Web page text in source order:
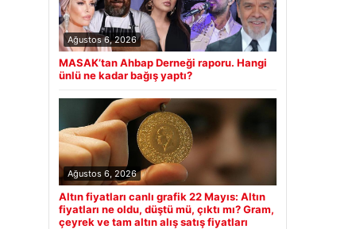
Ağustos 6, 2026
MASAK’tan Ahbap Derneği raporu. Hangi
ünlü ne kadar bağış yaptı?
Ağustos 6, 2026
Altın fiyatları canlı grafik 22 Mayıs: Altın
fiyatları ne oldu, düştü mü, çıktı mı? Gram,
çeyrek ve tam altın alış satış fiyatları